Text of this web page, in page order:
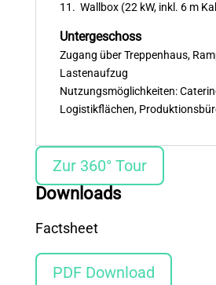
11. Wallbox (22 kW, inkl. 6 m
Untergeschoss
Zugang über Treppenhaus,
Lastenaufzug
Nutzungsmöglichkeiten:
Logistikflächen,
Zur 360° Tour
Downloads
Factsheet
PDF Download